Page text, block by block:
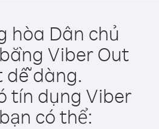
hòa Dân chủ
Viber Out
dễ dàng.
tín dụng Viber
có thể: